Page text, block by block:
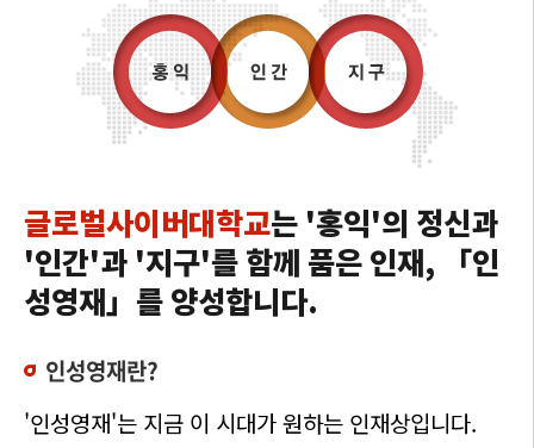
글로벌사이버대학교는 '홍익'의 정신과
'인간'과 '지구'를 함께 품은 인재, 「인
성영재」를 양성합니다.
인성영재란?
'인성영재'는 지금 이 시대가 원하는 인재상입니다.